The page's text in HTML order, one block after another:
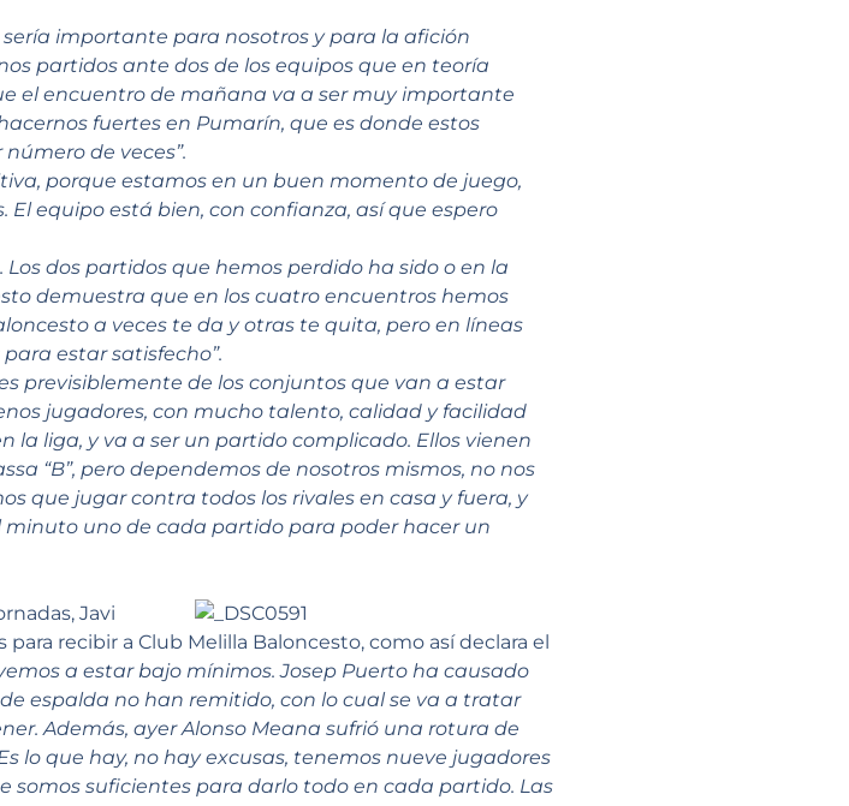
sería importante para nosotros y para la afición
partidos ante dos de los equipos que en teoría
el encuentro de mañana va a ser muy importante
fuertes en Pumarín, que es donde estos
de veces”.
porque estamos en un buen momento de juego,
equipo está bien, con confianza, así que espero
dos partidos que hemos perdido ha sido o en la
demuestra que en los cuatro encuentros hemos
a veces te da y otras te quita, pero en líneas
estar satisfecho”.
previsiblemente de los conjuntos que van a estar
jugadores, con mucho talento, calidad y facilidad
la liga, y va a ser un partido complicado. Ellos vienen
“B”, pero dependemos de nosotros mismos, no nos
que jugar contra todos los rivales en casa y fuera, y
uno de cada partido para poder hacer un
Javi
recibir a Club Melilla Baloncesto, como así declara el
a estar bajo mínimos. Josep Puerto ha causado
espalda no han remitido, con lo cual se va a tratar
Además, ayer Alonso Meana sufrió una rotura de
lo que hay, no hay excusas, tenemos nueve jugadores
suficientes para darlo todo en cada partido. Las